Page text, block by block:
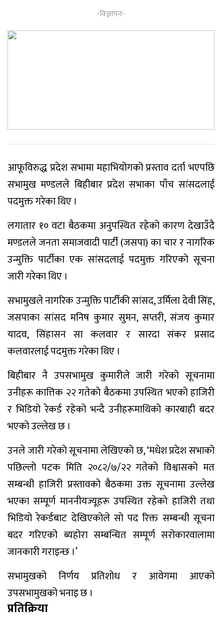
आफूविरुद्ध प्रदेश सभामा महाभियोगको प्रस्ताव दर्ता भएपछि
सभामुख मण्डलले बिहीबार प्रदेश सभाका पाँच सांसदलाई
पदमुक्त गरेका थिए ।
लगातार १० वटा बैठकमा अनुपस्थित रहेको कारण देखाउँदै
मण्डलले जनता समाजवादी पार्टी (जसपा) का चार र नागरिक
उन्मुक्ति पार्टीका एक सांसदलाई पदमुक्त गरिएको सूचना
जारी गरेका थिए ।
सभामुखले नागरिक उन्मुक्ति पार्टीकी सांसद, उर्मिला देवी सिंह,
जसपाका सांसद मनिष कुमार सुमन, सप्तरी, संजय कुमार
यादव, सिंहासन सा कलवार र सारदा संकर प्रसाद
कलवारलाई पदमुक्त गरेका थिए ।
बिहीबार नै उपसभामुख कुमारीले जारी गरेको सूचनामा
उनीहरू कात्तिक २२ गतेको बैठकमा उपस्थित भएको हाजिरी
र भिडियो रेकर्ड रहेको भन्दै उनीहरूमाथिको कारबाही बदर
भएको उल्लेख छ ।
उनले जारी गरेको सूचनामा लेखिएको छ, ‘मधेश प्रदेश सभाको
पछिल्लो पटक मिति २०८२/७/२२ गतेको विश्वासको मत
सम्बन्धी हाजिरी प्रस्तावको बैठकमा उक्त सूचनामा उल्लेख
भएका सम्पूर्ण माननीयज्यूहरू उपस्थित रहेको हाजिरी तथा
भिडियो रेकर्डबाट देखिएकोले सो पद रिक्त सम्बन्धी सूचना
बदर गरिएको ब्यहोरा सम्बन्धित सम्पूर्ण सरोकारवालामा
जानकारी गराइन्छ ।’
सभामुखको निर्णय प्रतिशोध र आवेगमा आएको
उपसभामुखको भनाइ छ ।
प्रतिक्रिया